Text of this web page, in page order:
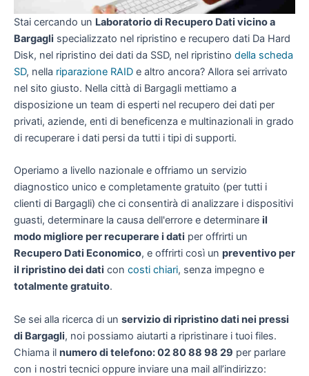
Stai cercando un Laboratorio di Recupero Dati vicino a
Bargagli specializzato nel ripristino e recupero dati Da Hard
Disk, nel ripristino dei dati da SSD, nel ripristino della scheda
SD, nella riparazione RAID e altro ancora? Allora sei arrivato
nel sito giusto. Nella città di Bargagli mettiamo a
disposizione un team di esperti nel recupero dei dati per
privati, aziende, enti di beneficenza e multinazionali in grado
di recuperare i dati persi da tutti i tipi di supporti.
Operiamo a livello nazionale e offriamo un servizio
diagnostico unico e completamente gratuito (per tutti i
clienti di Bargagli) che ci consentirà di analizzare i dispositivi
guasti, determinare la causa dell'errore e determinare il
modo migliore per recuperare i dati per offrirti un
Recupero Dati Economico, e offrirti così un preventivo per
il ripristino dei dati con costi chiari, senza impegno e
totalmente gratuito.
Se sei alla ricerca di un servizio di ripristino dati nei pressi
di Bargagli, noi possiamo aiutarti a ripristinare i tuoi files.
Chiama il numero di telefono: 02 80 88 98 29 per parlare
con i nostri tecnici oppure inviare una mail all’indirizzo: